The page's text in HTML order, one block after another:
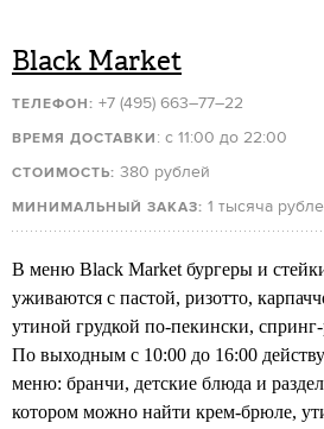
Black Market
ТЕЛЕФОН: +7 (495) 663–77–22
ВРЕМЯ ДОСТАВКИ : с 11:00 до 22:00
СТОИМОСТЬ: 380 рублей
МИНИМАЛЬНЫЙ ЗАКАЗ: 1 тысяча
В меню Black Market бургеры и
уживаются с пастой, ризотто,
утиной грудкой по-пекински,
По выходным с 10:00 до 16:00
меню: бранчи, детские блюда и
котором можно найти крем-брюле,